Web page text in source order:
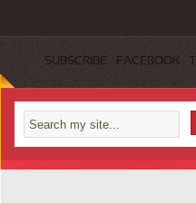
SUBSCRIBE FACEBOOK